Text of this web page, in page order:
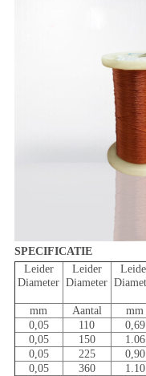
SPECIFICATIE
Leider
Diameter
Leider
Diameter
mm
Aantal mm
0,05
110 0,69
0,05
150 1.06
0,05
225 0,90
0,05
360 1.10